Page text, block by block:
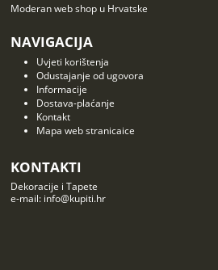
Moderan web shop u Hrvatske
NAVIGACIJA
Uvjeti korištenja
Odustajanje od ugovora
Informacije
Dostava-plaćanje
Kontakt
Mapa web stranicaice
KONTAKTI
Dekoracije i Tapete
e-mail: info@kupiti.hr